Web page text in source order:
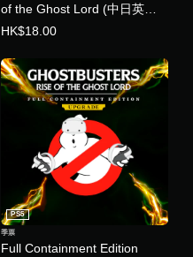
of the Ghost Lord (中日英韓
文版)
HK$18.00
Full Containment Edition
PS5
季票